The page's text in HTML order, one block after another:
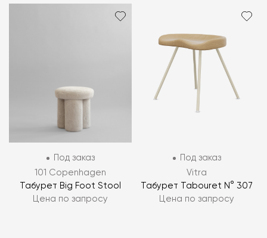
Под заказ
101 Copenhagen
Табурет Big Foot Stool
Цена по запросу
Под заказ
Vitra
Табурет Tabouret N° 307
Цена по запросу